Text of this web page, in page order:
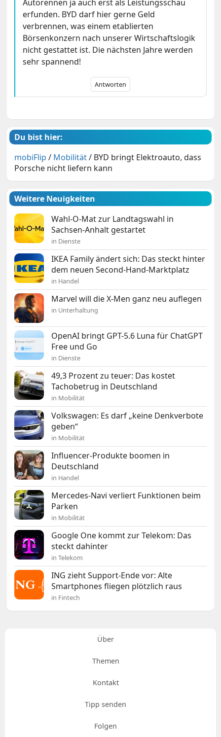
Autorennen ja auch erst als Leistungsschau
erfunden. BYD darf hier gerne Geld
verbrennen, was einem etablierten
Börsenkonzern nach unserer Wirtschaftslogik
nicht gestattet ist. Die nächsten Jahre werden
sehr spannend!
Antworten
Du bist hier:
mobiFlip / Mobilität/ BYD bringt Elektroauto, dass
Porsche nicht liefern kann
Weitere Neuigkeiten
Wahl-O-Mat zur Landtagswahl in
Sachsen-Anhalt gestartet
in Dienste
IKEA Family ändert sich: Das steckt hinter
dem neuen Second-Hand-Marktplatz
in Handel
Marvel will die X-Men ganz neu auflegen
in Unterhaltung
OpenAI bringt GPT-5.6 Luna für ChatGPT
Free und Go
in Dienste
49,3 Prozent zu teuer: Das kostet
Tachobetrug in Deutschland
in Mobilität
Volkswagen: Es darf „keine Denkverbote
geben“
in Mobilität
Influencer-Produkte boomen in
Deutschland
in Handel
Mercedes-Navi verliert Funktionen beim
Parken
in Mobilität
Google One kommt zur Telekom: Das
steckt dahinter
in Telekom
ING zieht Support-Ende vor: Alte
Smartphones fliegen plötzlich raus
in Fintech
Über
Themen
Kontakt
Tipp senden
Folgen